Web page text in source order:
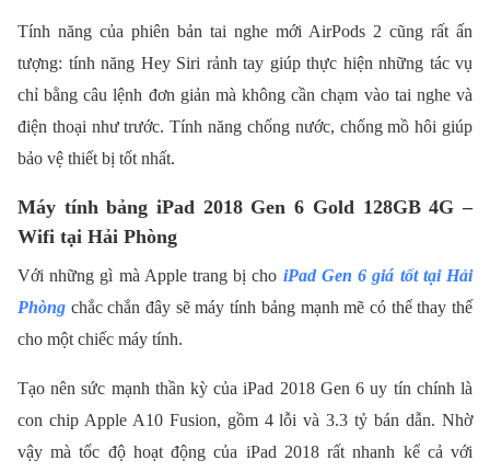
Tính năng của phiên bản tai nghe mới AirPods 2 cũng rất ấn
tượng: tính năng Hey Siri rảnh tay giúp thực hiện những tác vụ
chỉ bằng câu lệnh đơn giản mà không cần chạm vào tai nghe và
điện thoại như trước. Tính năng chống nước, chống mồ hôi giúp
bảo vệ thiết bị tốt nhất.
Máy tính bảng iPad 2018 Gen 6 Gold 128GB 4G –
Wifi tại Hải Phòng
Với những gì mà Apple trang bị cho iPad Gen 6 giá tốt tại Hải
Phòng chắc chắn đây sẽ máy tính bảng mạnh mẽ có thể thay thế
cho một chiếc máy tính.
Tạo nên sức mạnh thần kỳ của iPad 2018 Gen 6 uy tín chính là
con chip Apple A10 Fusion, gồm 4 lỗi và 3.3 tỷ bán dẫn. Nhờ
vậy mà tốc độ hoạt động của iPad 2018 rất nhanh kể cả với